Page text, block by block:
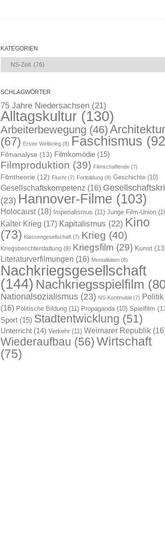
KATEGORIEN
Kategorien
SCHLAGWÖRTER
75 Jahre Niedersachsen (21)
Alltagskultur (130)
Arbeiterbewegung (46) Architektur
(67) Erster Weltkrieg (8) Faschismus
Filmanalyse (13) Filmkomödie (15)
Filmproduktion (39) Filmschaffende (7)
Filmtheorie (12) Flucht (7) Fortbildung (8) Geschichte (10)
Gesellschaftskompetenz (16)
(23) Hannover-Filme (103)
Holocaust(18) Imperialismus (11) Junge Film-Union
Kalter Krieg (17) Kapitalismus (22) Kino
(73) Klassengesellschaft (7) Krieg (40)
Kriegsberichterstattung (9) Kriegsfilm (29) Kunst
Literaturverfilmungen (16) Mentalitäten (8)
Nachkriegsgesellschaft
(144) Nachkriegsspielfilm
Nationalsozialismus (23) NS-Kontinuität (7) Politik
(16) Politische Bildung (11) Propaganda (10) Spielfilm
Sport (15) Stadtentwicklung (51)
Unterricht (14) Verkehr (11) Weimarer Republik
Wiederaufbau (56)Wirtschaft
(75)